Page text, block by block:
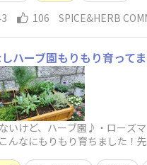
106 SPICE&HERB
ハーブ園もりもり育って
いけど、ハーブ園♪・ローズ
んなにもりもり育ちました！